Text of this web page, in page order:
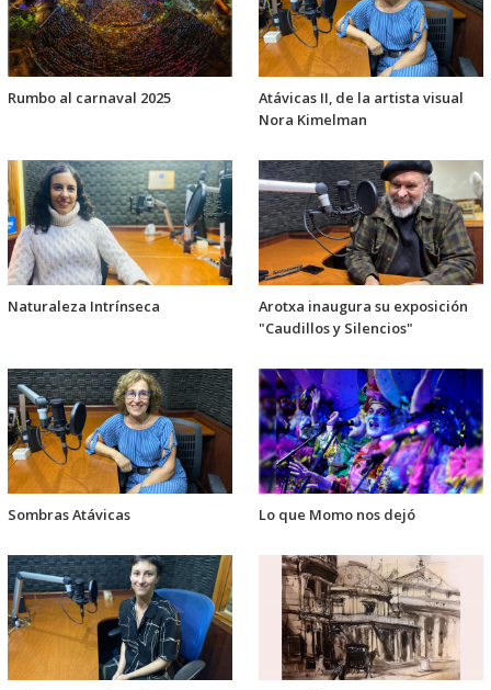
Rumbo al carnaval 2025
Atávicas II, de la artista visual
Nora Kimelman
Naturaleza Intrínseca
Arotxa inaugura su exposición
"Caudillos y Silencios"
Sombras Atávicas Lo que Momo nos dejó